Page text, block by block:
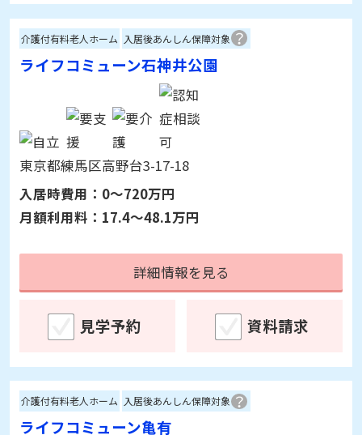
詳細情報を見る
見学予約
介護付有料老人ホーム 入居後あんしん保障対象
ライフコミューン石神井公園
東京都練馬区高野台3-17-18